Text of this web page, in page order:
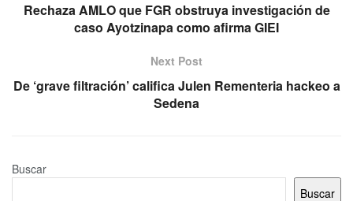
Rechaza AMLO que FGR obstruya investigación de
caso Ayotzinapa como afirma GIEI
Next Post
De ‘grave filtración’ califica Julen Rementeria hackeo a
Sedena
Buscar
Buscar